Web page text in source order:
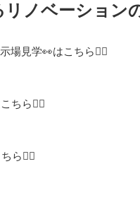
ノベーション
場見学👀はこちら💁‍♀️
ちら💁‍♀️
ら💁‍♀️